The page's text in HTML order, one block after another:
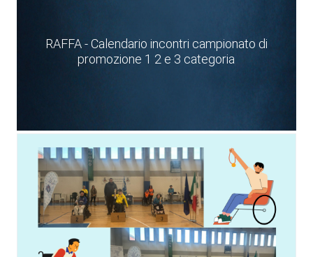
RAFFA - Calendario incontri campionato di
promozione 1 2 e 3 categoria